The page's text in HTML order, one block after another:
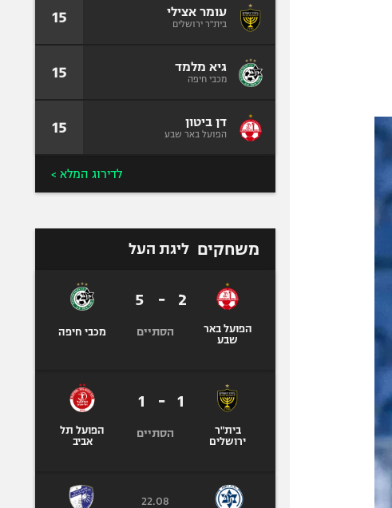
עומר אצילי
בית"ר ירושלים 15
גיא מלמד
מכבי חיפה 15
דן ביטון
הפועל באר שבע 15
לדירוג המלא >
משחקים ליגת העל
הפועל באר
שבע
2
-
5
הסתיים מכבי חיפה
בית"ר
ירושלים
1
-
1
הסתיים
הפועל תל
אביב
22.08